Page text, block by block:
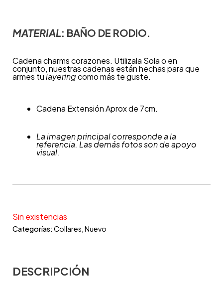
MATERIAL: BAÑO DE RODIO.
Cadena charms corazones. Utilizala Sola o en
conjunto, nuestras cadenas están hechas para que
armes tulayeringcomo más te guste.
Cadena Extensión Aprox de 7cm.
La imagen principal corresponde a la
referencia. Las demás fotos son de apoyo
visual.
Sin existencias
Categorías:Collares,Nuevo
DESCRIPCIÓN